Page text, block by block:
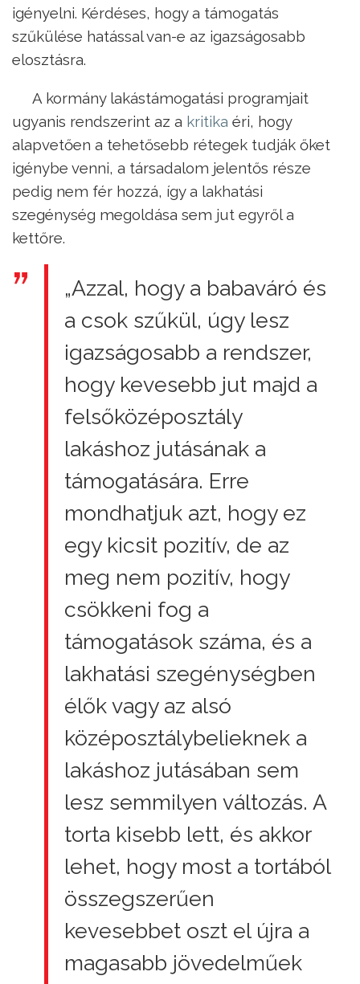
igényelni. Kérdéses, hogy a támogatás
szűkülése hatással van-e az igazságosabb
elosztásra.
A kormány lakástámogatási programjait
ugyanis rendszerint az a kritika éri, hogy
alapvetően a tehetősebb rétegek tudják őket
igénybe venni, a társadalom jelentős része
pedig nem fér hozzá, így a lakhatási
szegénység megoldása sem jut egyről a
kettőre.
„Azzal, hogy a babaváró és
a csok szűkül, úgy lesz
igazságosabb a rendszer,
hogy kevesebb jut majd a
felsőközéposztály
lakáshoz jutásának a
támogatására. Erre
mondhatjuk azt, hogy ez
egy kicsit pozitív, de az
meg nem pozitív, hogy
csökkeni fog a
támogatások száma, és a
lakhatási szegénységben
élők vagy az alsó
középosztálybelieknek a
lakáshoz jutásában sem
lesz semmilyen változás. A
torta kisebb lett, és akkor
lehet, hogy most a tortából
összegszerűen
kevesebbet oszt el újra a
magasabb jövedelműek